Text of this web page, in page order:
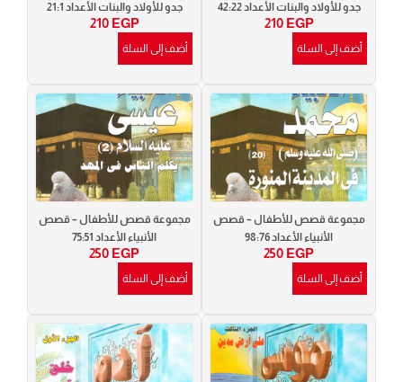
جدو للأولاد والبنات الأعداد 42:22
210 EGP
أضف إلى السلة
جدو للأولاد والبنات الأعداد 21:1
210 EGP
أضف إلى السلة
مجموعة قصص للأطفال – قصص
الأنبياء الأعداد 98:76
250 EGP
أضف إلى السلة
مجموعة قصص للأطفال – قصص
الأنبياء الأعداد 75:51
250 EGP
أضف إلى السلة